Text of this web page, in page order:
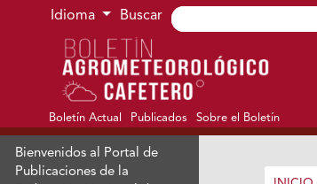
Ir al menú de navegación principal
Ir al contenido principal
Ir al pie de página del sitio
Idioma Buscar
Boletín Actual Publicados Sobre el Boletín
Bienvenidos al Portal de
Publicaciones de la